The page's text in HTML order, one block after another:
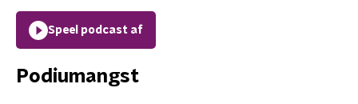
Speel podcast af
Podiumangst